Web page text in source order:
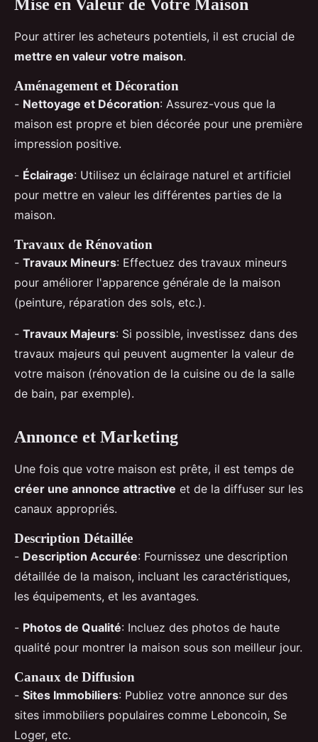
Mise en Valeur de Votre Maison
Pour attirer les acheteurs potentiels, il est crucial de
mettre en valeur votre maison.
Aménagement et Décoration
- Nettoyage et Décoration: Assurez-vous que la
maison est propre et bien décorée pour une première
impression positive.
- Éclairage: Utilisez un éclairage naturel et artificiel
pour mettre en valeur les différentes parties de la
maison.
Travaux de Rénovation
- Travaux Mineurs: Effectuez des travaux mineurs
pour améliorer l'apparence générale de la maison
(peinture, réparation des sols, etc.).
- Travaux Majeurs: Si possible, investissez dans des
travaux majeurs qui peuvent augmenter la valeur de
votre maison (rénovation de la cuisine ou de la salle
de bain, par exemple).
Annonce et Marketing
Une fois que votre maison est prête, il est temps de
créer une annonce attractive et de la diffuser sur les
canaux appropriés.
Description Détaillée
- Description Accurée: Fournissez une description
détaillée de la maison, incluant les caractéristiques,
les équipements, et les avantages.
- Photos de Qualité: Incluez des photos de haute
qualité pour montrer la maison sous son meilleur jour.
Canaux de Diffusion
- Sites Immobiliers: Publiez votre annonce sur des
sites immobiliers populaires comme Leboncoin, Se
Loger, etc.